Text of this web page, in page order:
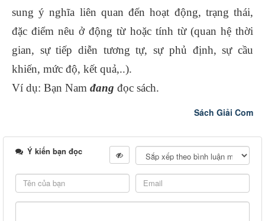
sung ý nghĩa liên quan đến hoạt động, trạng thái,
đặc điểm nêu ở động từ hoặc tính từ (quan hệ thời
gian, sự tiếp diễn tương tự, sự phủ định, sự cầu
khiến, mức độ, kết quả,..).
Ví dụ: Bạn Nam đang đọc sách.
Sách Giải Com
Ý kiến bạn đọc